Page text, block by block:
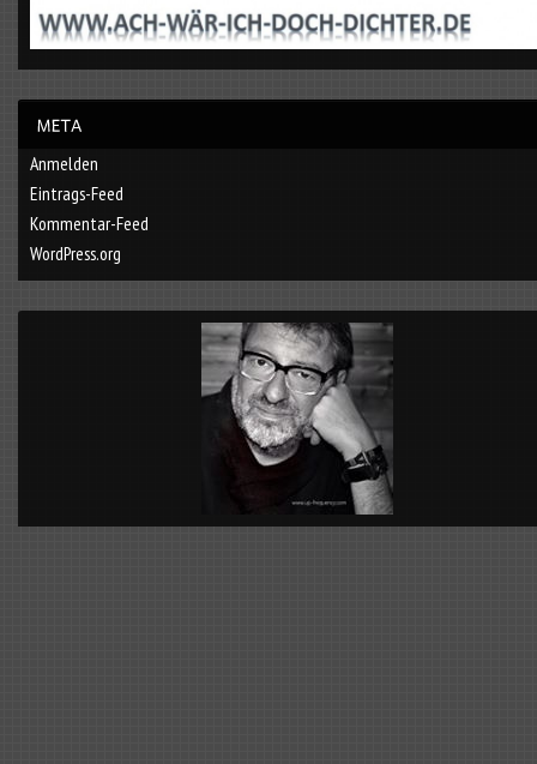
Anmelden
Eintrags-Feed
Kommentar-Feed
WordPress.org